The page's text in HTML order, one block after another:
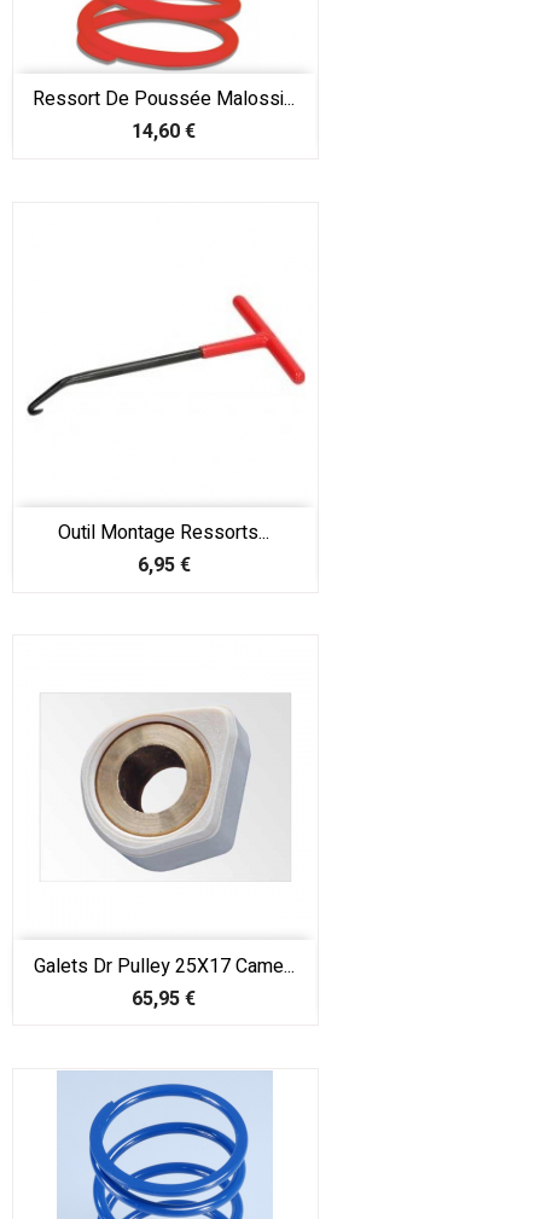
Ressort De Poussée Malossi...
Prix
14,60 €
Outil Montage Ressorts...
Prix
6,95 €
Galets Dr Pulley 25X17 Came...
Prix
65,95 €